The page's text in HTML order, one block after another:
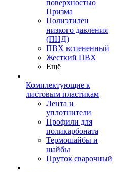
поверхностью
Призма
Полиэтилен
низкого давления
(ПНД)
ПВХ вспененный
Жесткий ПВХ
Ещё
Комплектующие к
листовым пластикам
Лента и
уплотнители
Профили для
поликарбоната
Термошайбы и
шайбы
Пруток сварочный